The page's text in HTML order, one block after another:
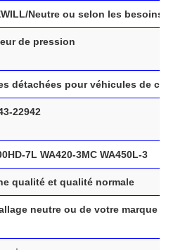
Neutre ou selon les besoins
de pression
détachées pour véhicules de
22942
7L WA420-3MC WA450L-3
qualité et qualité normale
neutre ou de votre marque